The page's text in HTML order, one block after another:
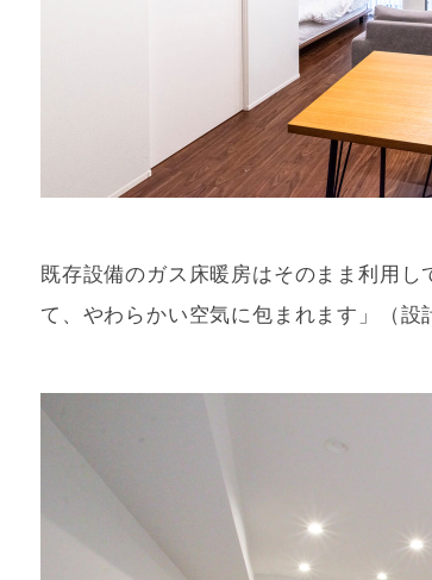
既存設備のガス床暖房はそのまま利用し
て、やわらかい空気に包まれます」（